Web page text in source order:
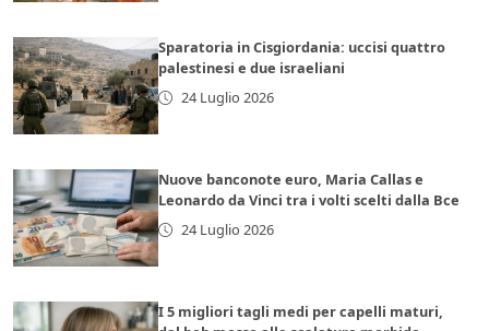
Sparatoria in Cisgiordania: uccisi quattro
palestinesi e due israeliani
24 Luglio 2026
Nuove banconote euro, Maria Callas e
Leonardo da Vinci tra i volti scelti dalla Bce
24 Luglio 2026
I 5 migliori tagli medi per capelli maturi,